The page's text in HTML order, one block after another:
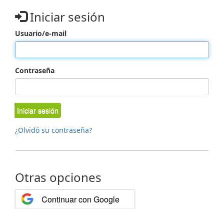
Iniciar sesión
Usuario/e-mail
Contraseña
Iniciar sesión
¿Olvidó su contraseña?
Otras opciones
Continuar con Google